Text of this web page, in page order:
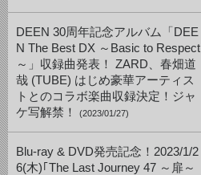
DEEN 30周年記念アルバム「DEE
N The Best DX ～Basic to Respect
～」収録曲発表！ ZARD、春畑道
哉 (TUBE) はじめ豪華アーティス
トとのコラボ楽曲収録決定！ジャ
ケ写解禁！
(2023/01/27)
Blu-ray & DVD発売記念！2023/1/2
6(木)｢The Last Journey 47 ～扉～